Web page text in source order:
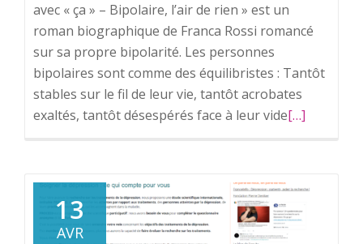
avec « ça » – Bipolaire, l’air de rien » est un
roman biographique de Franca Rossi romancé
sur sa propre bipolarité. Les personnes
bipolaires sont comme des équilibristes : Tantôt
stables sur le fil de leur vie, tantôt acrobates
exaltés, tantôt désespérés face à leur videEn
de
[…]
13
AVR